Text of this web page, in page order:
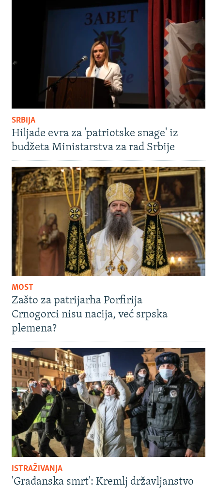
SRBIJA
Hiljade evra za 'patriotske snage' iz
budžeta Ministarstva za rad Srbije
MOST
Zašto za patrijarha Porfirija
Crnogorci nisu nacija, već srpska
plemena?
ISTRAŽIVANJA
'Građanska smrt': Kremlj državljanstvo